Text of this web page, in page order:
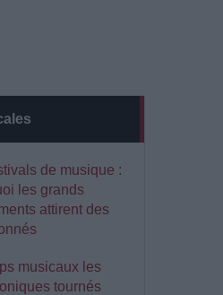
de musique :
les grands
attirent des
musicaux les
tournés